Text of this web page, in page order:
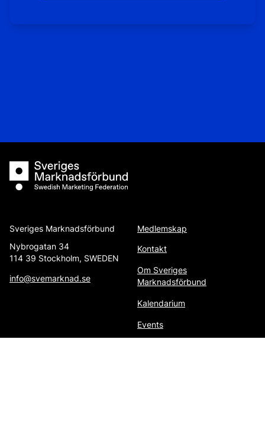
Sveriges Marknadsförbund
Sveriges Marknadsförbund
Nybrogatan 34
114 39 Stockholm, SWEDEN
info@svemarknad.se
Medlemskap
Kontakt
Om Sveriges
Marknadsförbund
Kalendarium
Events